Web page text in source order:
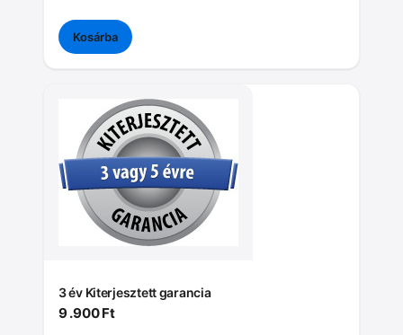
Kosárba
3 év Kiterjesztett garancia
9 .900Ft